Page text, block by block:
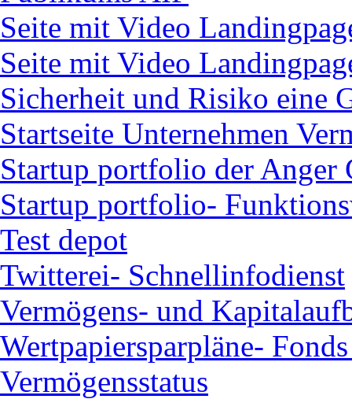
Seite mit Video
Seite mit Video
Sicherheit und Risiko eine
Startseite Unternehmen
Startup portfolio der Anger
Startup portfolio-
Test depot
Twitterei- Schnellinfodienst
Vermögens- und
Wertpapiersparpläne-
Vermögensstatus